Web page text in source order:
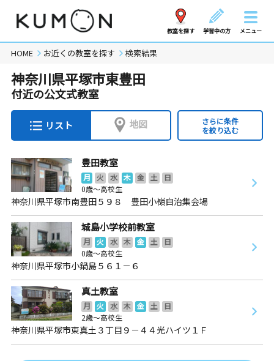
教室を探す 学習中の方 メニュー
HOME お近くの教室を探す 検索結果
神奈川県平塚市東豊田
付近の公文式教室
リスト 地図
さらに条件
を絞り込む
豊田教室
月 火 水 木 金 土
日
0歳～高校生
神奈川県平塚市南豊田５９８ 豊田小嶺自治集会場
城島小学校前教室
月 火 水 木 金 土
日
0歳～高校生
神奈川県平塚市小鍋島５６１－６
真土教室
月 火 水 木 金 土
日
2歳～高校生
神奈川県平塚市東真土３丁目９－４４光ハイツ１Ｆ